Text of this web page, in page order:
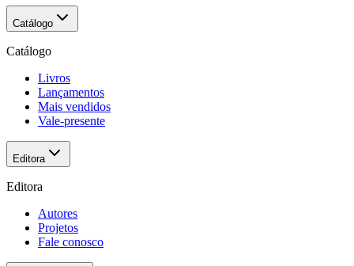
Catálogo
Catálogo
Livros
Lançamentos
Mais vendidos
Vale-presente
Editora
Editora
Autores
Projetos
Fale conosco